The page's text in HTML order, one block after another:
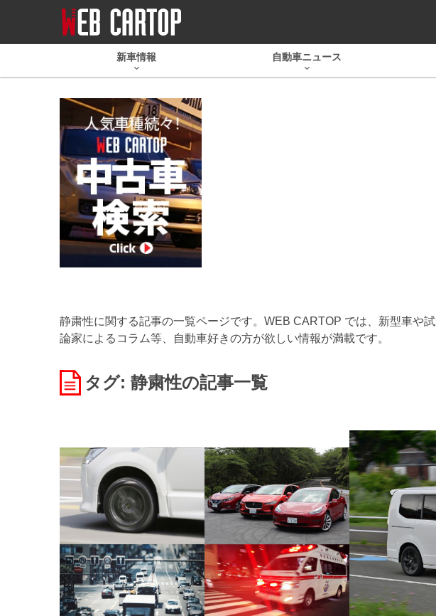
新車情報 自動車ニュース
静粛性に関する記事の一覧ページです。WEB CARTOP では、新型車や
論家によるコラム等、自動車好きの方が欲しい情報が満載です。
タグ: 静粛性の記事一覧